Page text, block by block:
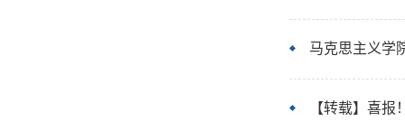
马克思主义学
【转载】喜